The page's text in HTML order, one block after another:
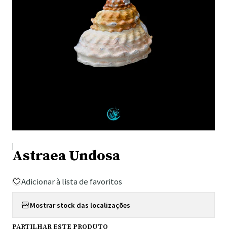
|
Astraea Undosa
Adicionar à lista de favoritos
Mostrar stock das localizações
PARTILHAR ESTE PRODUTO